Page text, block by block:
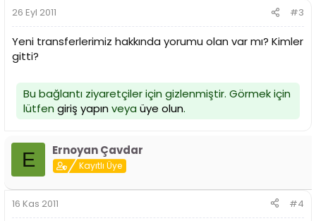
26 Eyl 2011 #3
Yeni transferlerimiz hakkında yorumu olan var mı? Kimler
gitti?
Bu bağlantı ziyaretçiler için gizlenmiştir. Görmek için
lütfen giriş yapınveya üye olun.
E Ernoyan Çavdar
Kayıtlı Üye
16 Kas 2011 #4